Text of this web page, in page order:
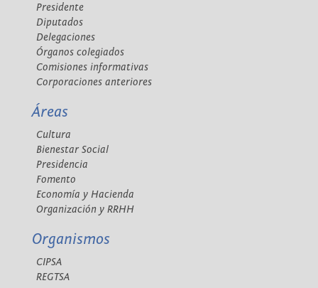
Presidente
Diputados
Delegaciones
Órganos colegiados
Comisiones informativas
Corporaciones anteriores
Áreas
Cultura
Bienestar Social
Presidencia
Fomento
Economía y Hacienda
Organización y RRHH
Organismos
CIPSA
REGTSA